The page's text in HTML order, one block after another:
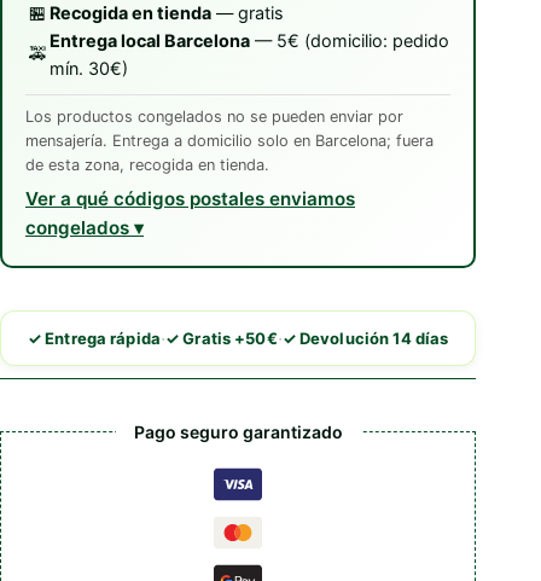
cantidad
🏪 Recogida en tienda — gratis
🚕
Entrega local Barcelona — 5€ (domicilio: pedido
mín. 30€)
Los productos congelados no se pueden enviar por
mensajería. Entrega a domicilio solo en Barcelona; fuera
de esta zona, recogida en tienda.
Ver a qué códigos postales enviamos
congelados
✓ Entrega rápida·✓ Gratis +50€·✓ Devolución 14 días
Pago seguro garantizado